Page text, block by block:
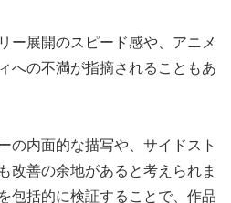
ー展開のスピード感や、アニメ
への不満が指摘されることもあ
の内面的な描写や、サイドスト
改善の余地があると考えられま
包括的に検証することで、作品